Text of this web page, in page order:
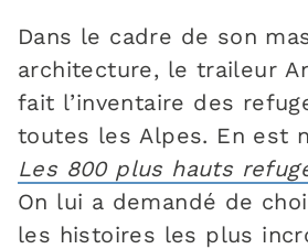
Dans le cadre de son
architecture, le traileur
fait l’inventaire des
toutes les Alpes. En est
Les 800 plus hauts
On lui a demandé de
les histoires les plus